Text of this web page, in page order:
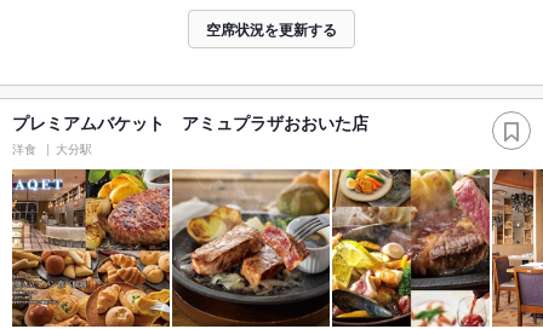
空席状況を更新する
プレミアムバケット アミュプラザおおいた店
洋食 大分駅